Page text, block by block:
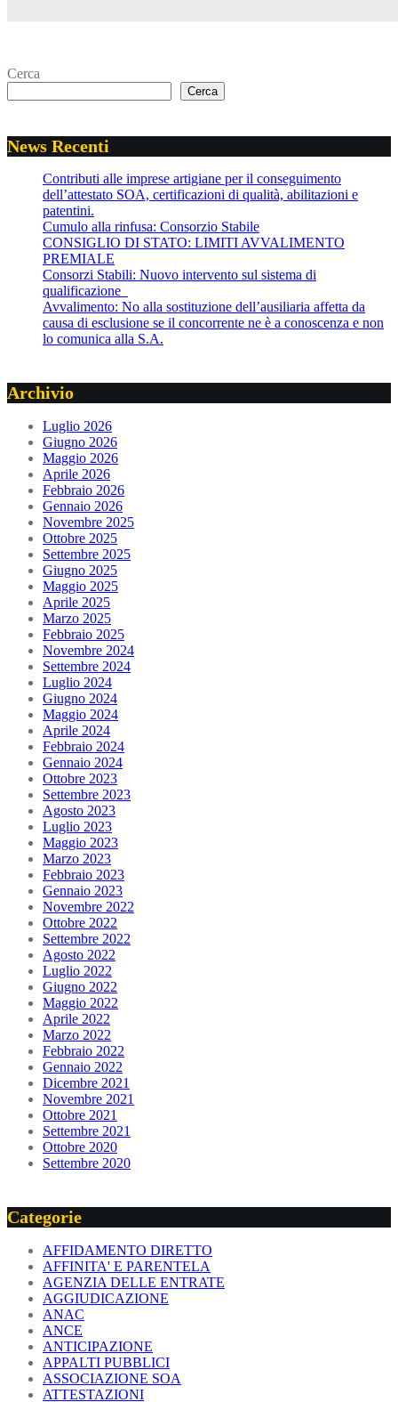
Cerca
Cerca
News Recenti
Contributi alle imprese artigiane per il conseguimento
dell’attestato SOA, certificazioni di qualità, abilitazioni e
patentini.
Cumulo alla rinfusa: Consorzio Stabile
CONSIGLIO DI STATO: LIMITI AVVALIMENTO
PREMIALE
Consorzi Stabili: Nuovo intervento sul sistema di
qualificazione
Avvalimento: No alla sostituzione dell’ausiliaria affetta da
causa di esclusione se il concorrente ne è a conoscenza e non
lo comunica alla S.A.
Archivio
Luglio 2026
Giugno 2026
Maggio 2026
Aprile 2026
Febbraio 2026
Gennaio 2026
Novembre 2025
Ottobre 2025
Settembre 2025
Giugno 2025
Maggio 2025
Aprile 2025
Marzo 2025
Febbraio 2025
Novembre 2024
Settembre 2024
Luglio 2024
Giugno 2024
Maggio 2024
Aprile 2024
Febbraio 2024
Gennaio 2024
Ottobre 2023
Settembre 2023
Agosto 2023
Luglio 2023
Maggio 2023
Marzo 2023
Febbraio 2023
Gennaio 2023
Novembre 2022
Ottobre 2022
Settembre 2022
Agosto 2022
Luglio 2022
Giugno 2022
Maggio 2022
Aprile 2022
Marzo 2022
Febbraio 2022
Gennaio 2022
Dicembre 2021
Novembre 2021
Ottobre 2021
Settembre 2021
Ottobre 2020
Settembre 2020
Categorie
AFFIDAMENTO DIRETTO
AFFINITA' E PARENTELA
AGENZIA DELLE ENTRATE
AGGIUDICAZIONE
ANAC
ANCE
ANTICIPAZIONE
APPALTI PUBBLICI
ASSOCIAZIONE SOA
ATTESTAZIONI